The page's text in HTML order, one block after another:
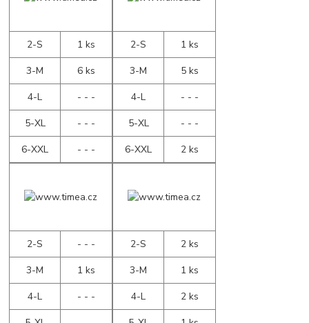
2-S
1 ks
3-M
6 ks
4-L
- - -
5-XL
- - -
6-XXL
- - -
2-S
1 ks
3-M
5 ks
4-L
- - -
5-XL
- - -
6-XXL
2 ks
2-S
- - -
3-M
1 ks
4-L
- - -
2-S
2 ks
3-M
1 ks
4-L
2 ks